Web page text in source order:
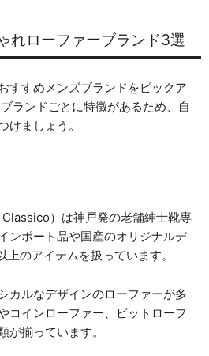
れローファーブランド3選
すすめメンズブランドをピックア
ランドごとに特徴があるため、自
けましょう。
）は神戸発の老舗紳士靴専
ンポート品や国産のオリジナルデ
のアイテムを扱っています。
カルなデザインのローファーが多
コインローファー、ビットローフ
が揃っています。